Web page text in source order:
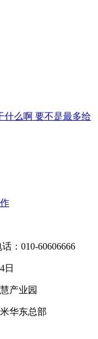
什么啊 要不是最多给
：010-60606666
日
产业园
华东总部